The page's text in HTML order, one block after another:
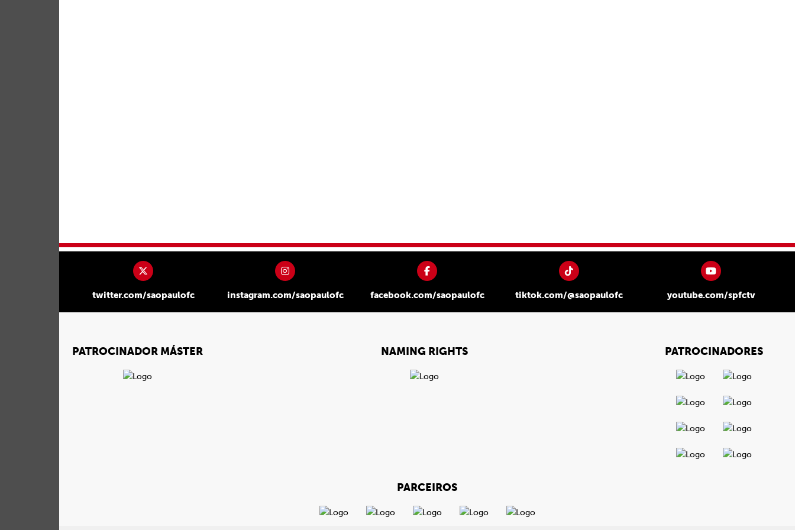
twitter.com/saopaulofc instagram.com/saopaulofc facebook.com/saopaulofc tiktok.com/@saopaulofc youtube.com/spfctv
PATROCINADOR MÁSTER NAMING RIGHTS PATROCINADORES
PARCEIROS